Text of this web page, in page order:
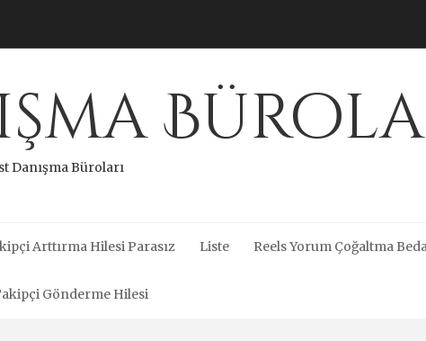
Danışma Büroları
Arttırma Hilesi Parasız Liste Reels Yorum Çoğaltma
Gönderme Hilesi